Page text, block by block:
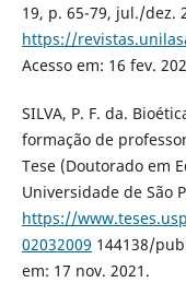
19, p. 65-79, jul./dez.
https://
Acesso em: 16 fev.
SILVA, P. F. da.
formação de
Tese (Doutorado em
Universidade de São
https://
02032009 144138/
em: 17 nov. 2021.